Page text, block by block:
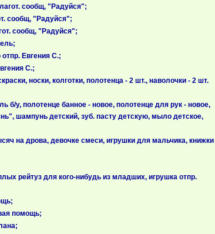
сообщ, "Радуйся";
сообщ, "Радуйся";
сообщ, "Радуйся";
Евгения С.;
С.;
носки, колготки, полотенца - 2 шт., наволочки - 2 шт.
б/у, полотенце банное - новое, полотенце для рук - новое,
шампунь детский, зуб. пасту детскую, мыло детское,
на дрова, девочке смеси, игрушки для мальчика, книжки
рейтуз для кого-нибудь из младших, игрушка отпр.
помощь;